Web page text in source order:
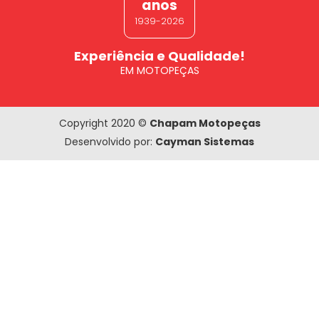
anos
1939-2026
Experiência e Qualidade!
EM MOTOPEÇAS
Copyright 2020 © Chapam Motopeças
Desenvolvido por: Cayman Sistemas